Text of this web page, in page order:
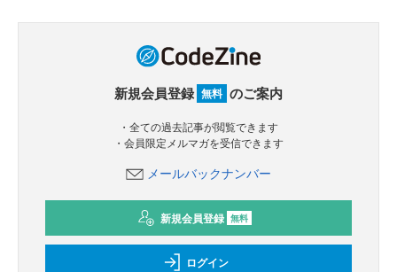
新規会員登録 無料 のご案内
・全ての過去記事が閲覧できます
・会員限定メルマガを受信できます
メールバックナンバー
新規会員登録 無料
ログイン